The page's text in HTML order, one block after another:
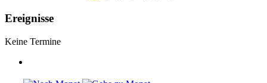
Ereignisse
Keine Termine